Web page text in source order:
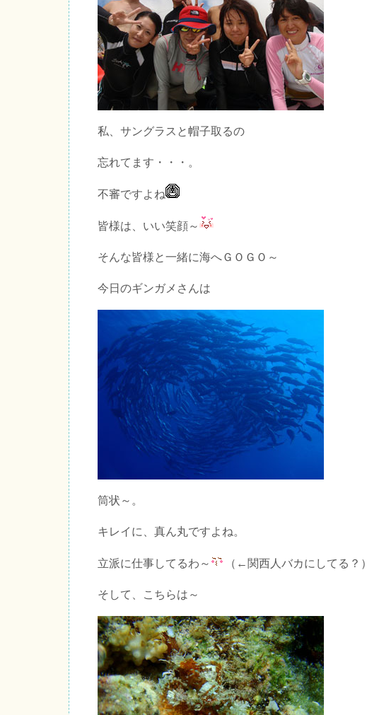
私、サングラスと帽子取るの
忘れてます・・・。
不審ですよね
皆様は、いい笑顔～
そんな皆様と一緒に海へＧＯＧＯ～
今日のギンガメさんは
筒状～。
キレイに、真ん丸ですよね。
立派に仕事してるわ～ （←関西人バカにしてる？）
そして、こちらは～